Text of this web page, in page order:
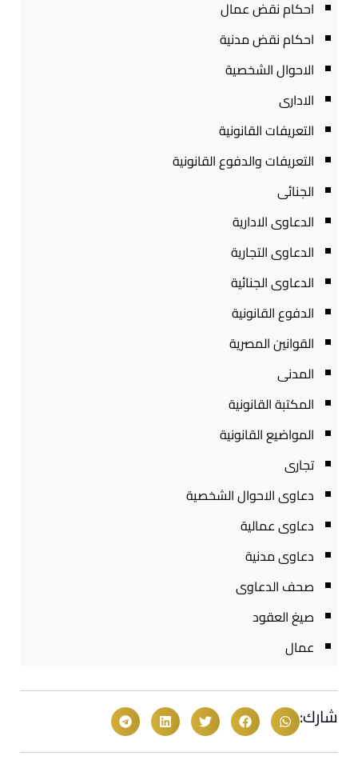
احكام نقض عمال
احكام نقض مدنية
الاحوال الشخصية
الادارى
التعريفات القانونية
التعريفات والدفوع القانونية
الجنائى
الدعاوى الادارية
الدعاوى التجارية
الدعاوى الجنائية
الدفوع القانونية
القوانين المصرية
المدنى
المكتبة القانونية
المواضيع القانونية
تجارى
دعاوى الاحوال الشخصية
دعاوى عمالية
دعاوى مدنية
صحف الدعاوى
صيغ العقود
عمال
شارك: